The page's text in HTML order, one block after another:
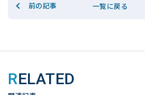
前の記事 一覧に戻る
RELATED